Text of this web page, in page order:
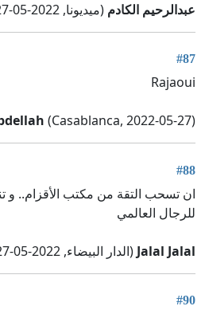
عبدالرحيم الكادم (ميديونا, 2022-05-27)
#87
Rajaoui
(Casablanca, 2022-05-27)
#88
ان تسحب التقة من مكتب الأقزام.. و
للرجال العالمي
Jalal Jalal (الدار البيضاء, 2022-05-27)
#90